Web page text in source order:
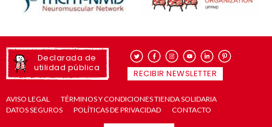
Declarada de
utilidad pública
RECIBIR NEWSLETTER
AVISO LEGAL
TÉRMINOS Y CONDICIONES TIENDA SOLIDARIA
DATOS SEGUROS
POLÍTICAS DE PRIVACIDAD CONTACTO